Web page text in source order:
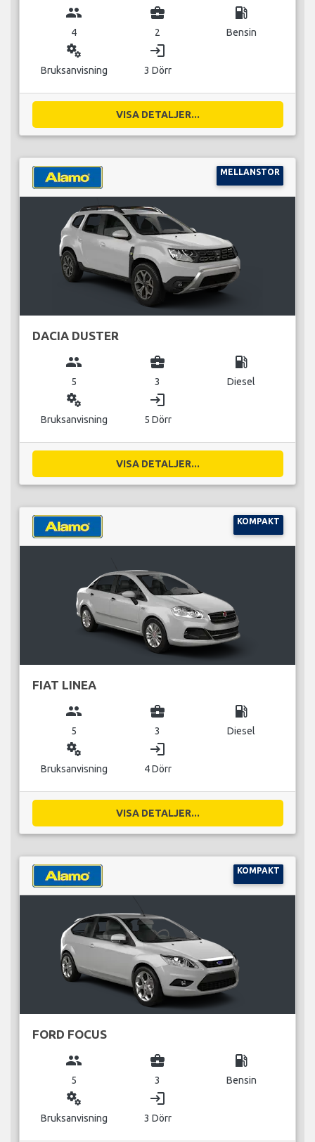
group
4
business_center
2
local_gas_station
Bensin
miscellaneous_services
Bruksanvisning
login
3 Dörr
VISA DETALJER...
MELLANSTOR
DACIA DUSTER
group
5
business_center
3
local_gas_station
Diesel
miscellaneous_services
Bruksanvisning
login
5 Dörr
VISA DETALJER...
KOMPAKT
FIAT LINEA
group
5
business_center
3
local_gas_station
Diesel
miscellaneous_services
Bruksanvisning
login
4 Dörr
VISA DETALJER...
KOMPAKT
FORD FOCUS
group
5
business_center
3
local_gas_station
Bensin
miscellaneous_services
Bruksanvisning
login
3 Dörr